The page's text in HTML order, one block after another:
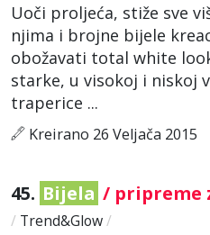
Uoči proljeća, stiže sve
njima i brojne bijele
obožavati total white
starke, u visokoj i niskoj
traperice ...
Kreirano 26 Veljača 2015
45. Bijela / pripreme
/ Trend&Glow/